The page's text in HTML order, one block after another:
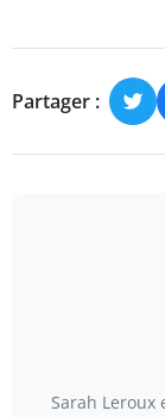
Partager :
Sarah